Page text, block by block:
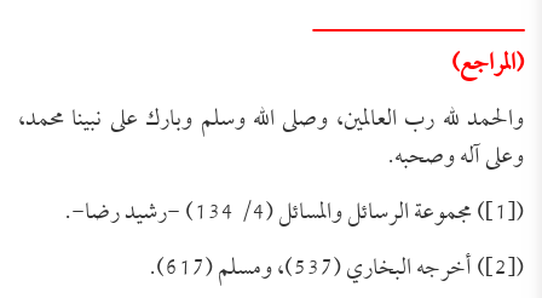
ـــــــــــــــــــــــــــــ
(المراجع)
والحمد لله رب العالمين، وصلى الله وسلم وبارك على نبينا محمد،
وعلى آله وصحبه.
([1]) مجموعة الرسائل والمسائل (4/ 134) -رشيد رضا-.
([2]) أخرجه البخاري (537)، ومسلم (617).